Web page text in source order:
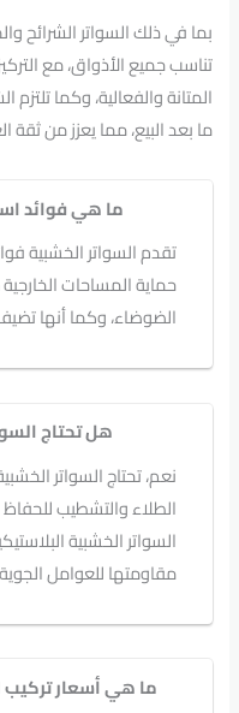
بما في ذلك السواتر الشرائح
تناسب جميع الأذواق، مع
المتانة والفعالية، وكما
ما بعد البيع، مما يعزز من ثقة
ما هي فوائد
تقدم السواتر الخشبية
حماية المساحات
الضوضاء، وكما أنها
هل تحتاج
نعم، تحتاج السواتر
الطلاء والتشطيب
السواتر الخشبية
مقاومتها للعوامل
ما هي أسعار تركيب